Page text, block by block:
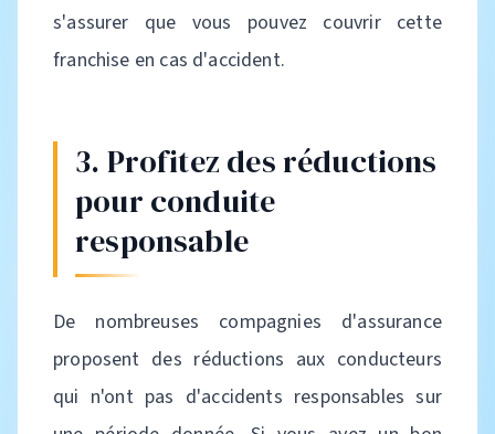
s'assurer que vous pouvez couvrir cette
franchise en cas d'accident.
3. Profitez des réductions
pour conduite
responsable
De nombreuses compagnies d'assurance
proposent des réductions aux conducteurs
qui n'ont pas d'accidents responsables sur